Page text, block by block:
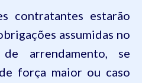
contratantes estarão
assumidas no
arrendamento, se
força maior ou caso